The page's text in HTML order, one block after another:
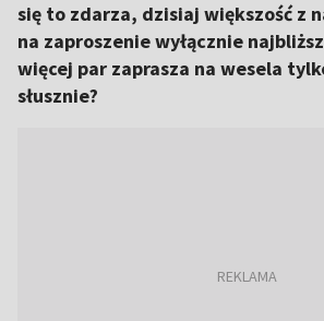
się to zdarza, dzisiaj większość z
na zaproszenie wyłącznie
więcej par zaprasza na wesela
słusznie?